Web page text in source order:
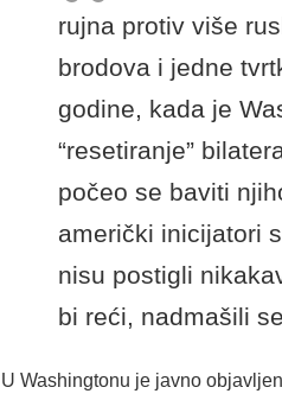
rujna protiv više
brodova i jedne
godine, kada je
“resetiranje”
počeo se baviti
američki inicijatori
nisu postigli
bi reći, nadmašili
U Washingtonu je javno